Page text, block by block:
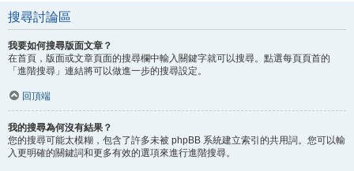
搜尋討論區
我要如何搜尋版面文章？
在首頁，版面或文章頁面的搜尋欄中輸入關鍵字就可以搜尋。點選每頁頁首的
「進階搜尋」連結將可以做進一步的搜尋設定。
回頂端
我的搜尋為何沒有結果？
您的搜尋可能太模糊，包含了許多未被 phpBB 系統建立索引的共用詞。您可以輸
入更明確的關鍵詞和更多有效的選項來進行進階搜尋。